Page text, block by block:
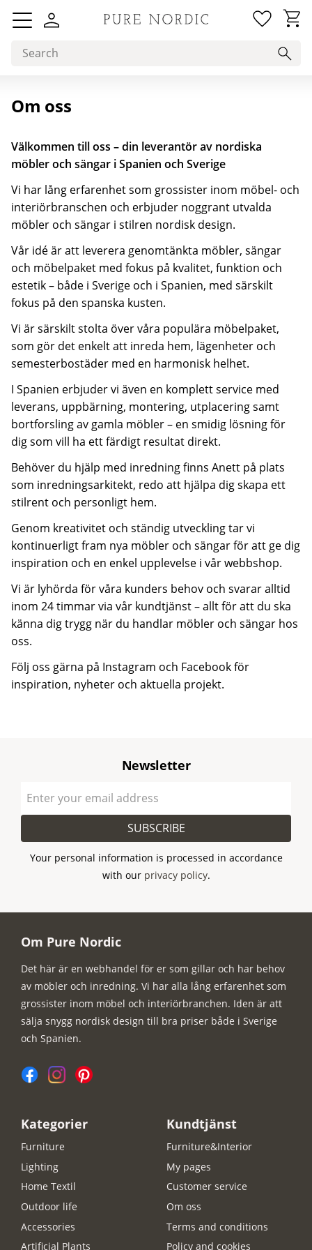
Menu
Basket
Om oss
Välkommen till oss – din leverantör av nordiska
möbler och sängar i Spanien och Sverige
Vi har lång erfarenhet som grossister inom möbel- och
interiörbranschen och erbjuder noggrant utvalda
möbler och sängar i stilren nordisk design.
Vår idé är att leverera genomtänkta möbler, sängar
och möbelpaket med fokus på kvalitet, funktion och
estetik – både i Sverige och i Spanien, med särskilt
fokus på den spanska kusten.
Vi är särskilt stolta över våra populära möbelpaket,
som gör det enkelt att inreda hem, lägenheter och
semesterbostäder med en harmonisk helhet.
I Spanien erbjuder vi även en komplett service med
leverans, uppbärning, montering, utplacering samt
bortforsling av gamla möbler – en smidig lösning för
dig som vill ha ett färdigt resultat direkt.
Behöver du hjälp med inredning finns Anett på plats
som inredningsarkitekt, redo att hjälpa dig skapa ett
stilrent och personligt hem.
Genom kreativitet och ständig utveckling tar vi
kontinuerligt fram nya möbler och sängar för att ge dig
inspiration och en enkel upplevelse i vår webbshop.
Vi är lyhörda för våra kunders behov och svarar alltid
inom 24 timmar via vår kundtjänst – allt för att du ska
känna dig trygg när du handlar möbler och sängar hos
oss.
Följ oss gärna på Instagram och Facebook för
inspiration, nyheter och aktuella projekt.
Newsletter
SUBSCRIBE
Your personal information is processed in accordance
with our privacy policy.
Om Pure Nordic
Det här är en webhandel för er som gillar och har behov
av möbler och inredning. Vi har alla lång erfarenhet som
grossister inom möbel och interiörbranchen. Iden är att
sälja snygg nordisk design till bra priser både i Sverige
och Spanien.
Kategorier
Furniture
Lighting
Home Textil
Outdoor life
Accessories
Artificial Plants
Kundtjänst
Furniture&Interior
My pages
Customer service
Om oss
Terms and conditions
Policy and cookies